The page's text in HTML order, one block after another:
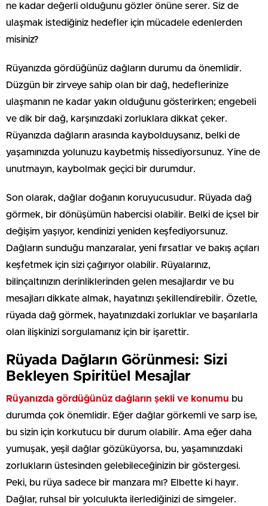
ne kadar değerli olduğunu gözler önüne serer. Siz de
ulaşmak istediğiniz hedefler için mücadele edenlerden
misiniz?
Rüyanızda gördüğünüz dağların durumu da önemlidir.
Düzgün bir zirveye sahip olan bir dağ, hedeflerinize
ulaşmanın ne kadar yakın olduğunu gösterirken; engebeli
ve dik bir dağ, karşınızdaki zorluklara dikkat çeker.
Rüyanızda dağların arasında kaybolduysanız, belki de
yaşamınızda yolunuzu kaybetmiş hissediyorsunuz. Yine de
unutmayın, kaybolmak geçici bir durumdur.
Son olarak, dağlar doğanın koruyucusudur. Rüyada dağ
görmek, bir dönüşümün habercisi olabilir. Belki de içsel bir
değişim yaşıyor, kendinizi yeniden keşfediyorsunuz.
Dağların sunduğu manzaralar, yeni fırsatlar ve bakış açıları
keşfetmek için sizi çağırıyor olabilir. Rüyalarınız,
bilinçaltınızın derinliklerinden gelen mesajlardır ve bu
mesajları dikkate almak, hayatınızı şekillendirebilir. Özetle,
rüyada dağ görmek, hayatınızdaki zorluklar ve başarılarla
olan ilişkinizi sorgulamanız için bir işarettir.
Rüyada Dağların Görünmesi: Sizi
Bekleyen Spiritüel Mesajlar
Rüyanızda gördüğünüz dağların şekli ve konumu bu
durumda çok önemlidir. Eğer dağlar görkemli ve sarp ise,
bu sizin için korkutucu bir durum olabilir. Ama eğer daha
yumuşak, yeşil dağlar gözüküyorsa, bu, yaşamınızdaki
zorlukların üstesinden gelebileceğinizin bir göstergesi.
Peki, bu rüya sadece bir manzara mı? Elbette ki hayır.
Dağlar, ruhsal bir yolculukta ilerlediğinizi de simgeler.